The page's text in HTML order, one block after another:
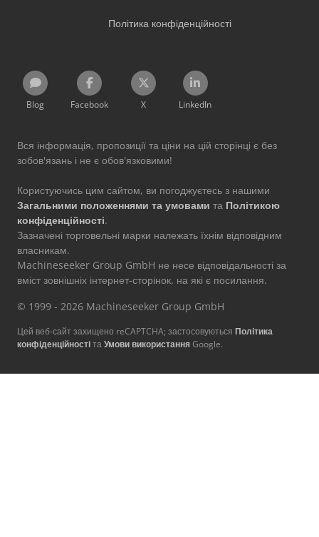
Політика конфіденційності
Blog Facebook X LinkedIn
Вся інформація, пропозиції та ціни на цій сторінці є без
зобов'язань і не є обов'язковими!
Користуючись цим сайтом, ви погоджуєтесь з нашими
Загальними положеннями та умовами та Політикою
конфіденційності.
Зазначені торговельні марки належать їхнім відповідним
власникам.
Machineseeker Group GmbH не несе відповідальності за
вміст зовнішніх інтернет-сторінок, на які є посилання.
© 1999 - 2026 Machineseeker Group GmbH
Цей веб-сайт захищено reCAPTCHA; застосовуються Політика
конфіденційностітаУмови використанняGoogle.